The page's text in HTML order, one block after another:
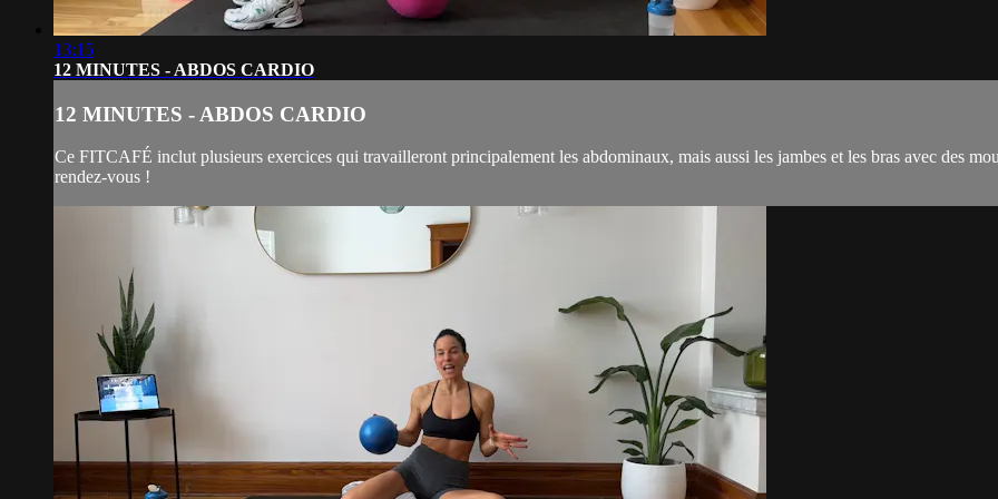
13:15
12 MINUTES - ABDOS CARDIO
12 MINUTES - ABDOS CARDIO
Ce FITCAFÉ inclut plusieurs exercices qui travailleront principalement les abdominaux, mais aussi les jambes et les bras avec des
rendez-vous !